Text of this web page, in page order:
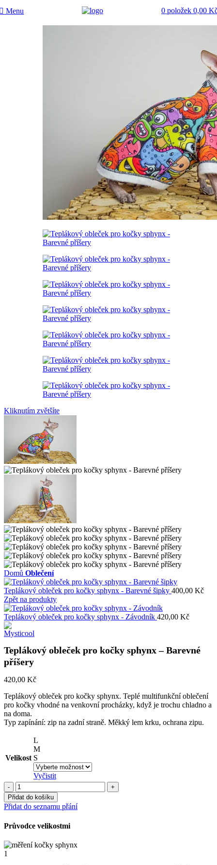
Menu 0 položek 0,00
Kliknutím zvětšíte
Domů Oblečení
Teplákový obleček pro kočky sphynx - Barevné šipky 400,00 Kč
Zpět na produkty
Teplákový obleček pro kočky sphynx - Závodník 420,00 Kč
Teplákový obleček pro kočky sphynx – Barevné
příšery
420,00 Kč
Teplákový obleček pro kočky sphynx. Teplé multifunkční oblečení
pro kočky vhodné na venkovní procházky, když je trochu chladno a
na doma.
Typ zapínání: zip na zadní straně. Měkký lem krku, ochrana zipu.
Velikost
L
M
S
Vyčistit
Teplákový
obleček
pro
kočky
-
příšery
Přidat do košíku
Přidat do seznamu přání
Průvodce velikostmi
1